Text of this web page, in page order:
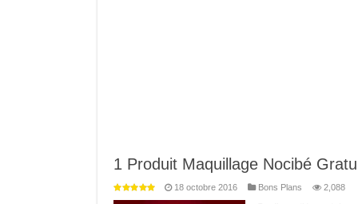
1 Produit Maquillage Nocibé
18 octobre 2016 Bons Plans 2,088